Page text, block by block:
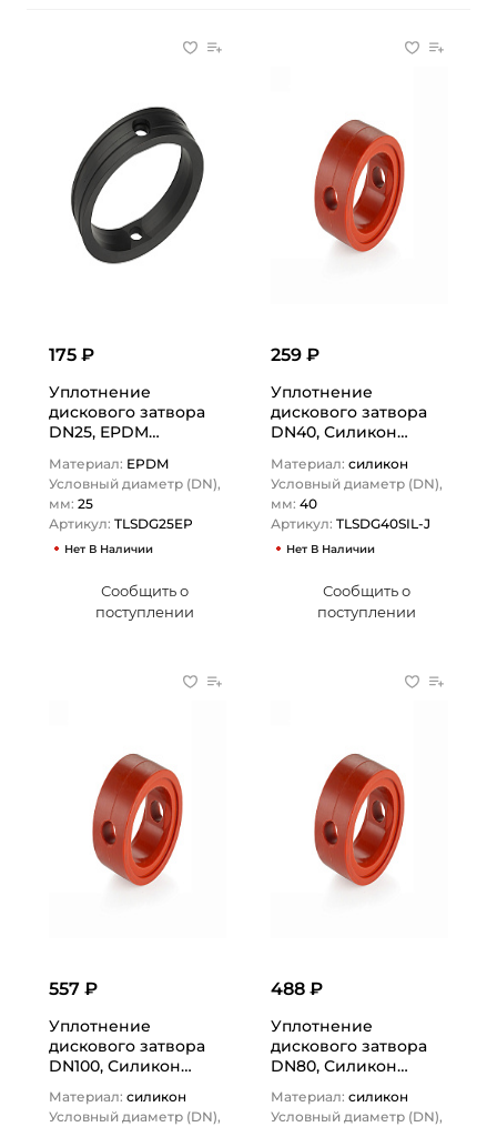
175 ₽
Уплотнение
дискового затвора
DN25, EPDM
TLSDG25EP TITAN…
Материал: EPDM
Условный диаметр (DN),
мм: 25
Артикул: TLSDG25EP
Нет В Наличии
Сообщить о
поступлении
259 ₽
Уплотнение
дискового затвора
DN40, Силикон
TLSDG40SIL-J TITAN…
Материал: силикон
Условный диаметр (DN),
мм: 40
Артикул: TLSDG40SIL-J
Нет В Наличии
Сообщить о
поступлении
557 ₽
Уплотнение
дискового затвора
DN100, Силикон
TLSDG100SIL-J TITAN…
Материал: силикон
Условный диаметр (DN),
488 ₽
Уплотнение
дискового затвора
DN80, Силикон
TLSDG80SIL-J TITAN…
Материал: силикон
Условный диаметр (DN),